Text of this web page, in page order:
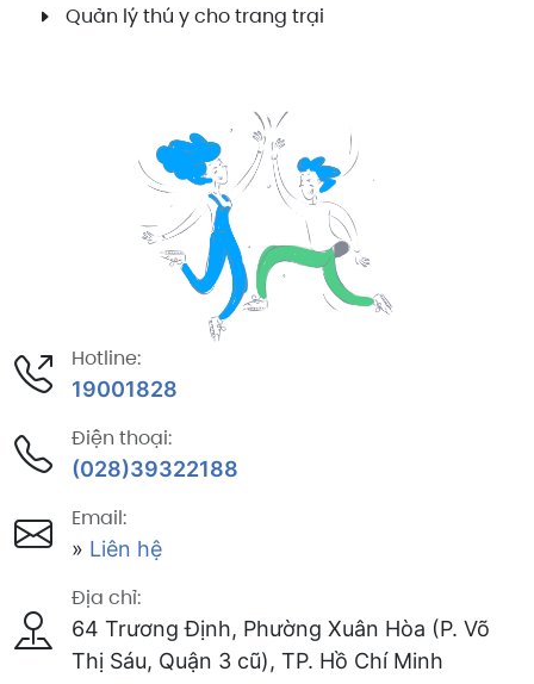
Quản lý thú y cho trang trại
Hotline:
19001828
Điện thoại:
(028)39322188
Email:
» Liên hệ
Địa chỉ:
64 Trương Định, Phường Xuân Hòa (P. Võ
Thị Sáu, Quận 3 cũ), TP. Hồ Chí Minh